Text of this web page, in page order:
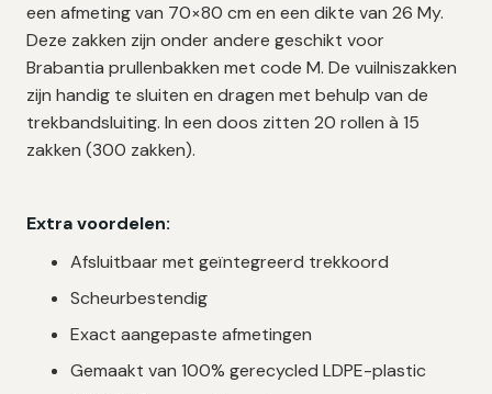
een afmeting van 70×80 cm en een dikte van 26 My.
Deze zakken zijn onder andere geschikt voor
Brabantia prullenbakken met code M. De vuilniszakken
zijn handig te sluiten en dragen met behulp van de
trekbandsluiting. In een doos zitten 20 rollen à 15
zakken (300 zakken).
Extra voordelen:
Afsluitbaar met geïntegreerd trekkoord
Scheurbestendig
Exact aangepaste afmetingen
Gemaakt van 100% gerecycled LDPE-plastic